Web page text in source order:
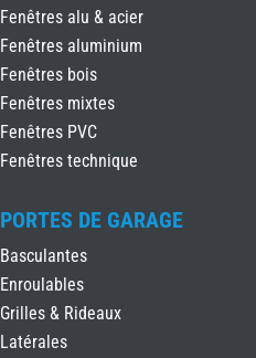
Fenêtres alu & acier
Fenêtres aluminium
Fenêtres bois
Fenêtres mixtes
Fenêtres PVC
Fenêtres technique
PORTES DE GARAGE
Basculantes
Enroulables
Grilles & Rideaux
Latérales